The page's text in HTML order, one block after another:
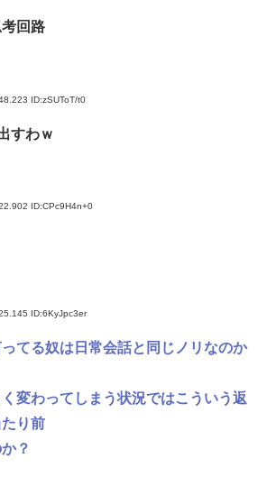
回路
ID:zSUToT/t0
すわｗ
ID:CPc9H4n+0
ID:6KyJpc3er
てる奴は日常会話と同じノリなのか
変わってしまう状況ではこういう返
り前
？